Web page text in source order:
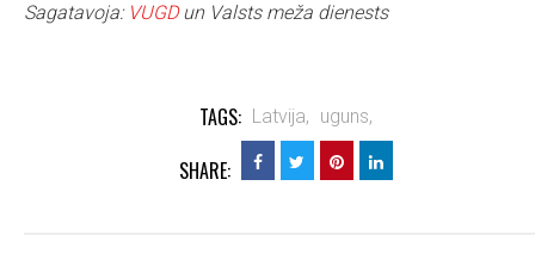
Sagatavoja: VUGDun Valsts meža dienests
TAGS: Latvija, uguns,
SHARE: